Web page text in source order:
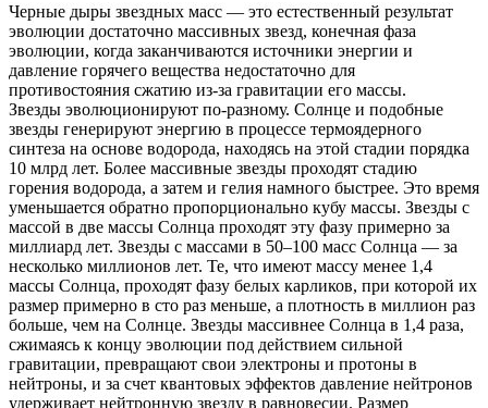
Черные дыры звездных масс — это естественный результат
эволюции достаточно массивных звезд, конечная фаза
эволюции, когда заканчиваются источники энергии и
давление горячего вещества недостаточно для
противостояния сжатию из-за гравитации его массы.
Звезды эволюционируют по-разному. Солнце и подобные
звезды генерируют энергию в процессе термоядерного
синтеза на основе водорода, находясь на этой стадии порядка
10 млрд лет. Более массивные звезды проходят стадию
горения водорода, а затем и гелия намного быстрее. Это время
уменьшается обратно пропорционально кубу массы. Звезды с
массой в две массы Солнца проходят эту фазу примерно за
миллиард лет. Звезды с массами в 50–100 масс Солнца — за
несколько миллионов лет. Те, что имеют массу менее 1,4
массы Солнца, проходят фазу белых карликов, при которой их
размер примерно в сто раз меньше, а плотность в миллион раз
больше, чем на Солнце. Звезды массивнее Солнца в 1,4 раза,
сжимаясь к концу эволюции под действием сильной
гравитации, превращают свои электроны и протоны в
нейтроны, и за счет квантовых эффектов давление нейтронов
удерживает нейтронную звезду в равновесии. Размер